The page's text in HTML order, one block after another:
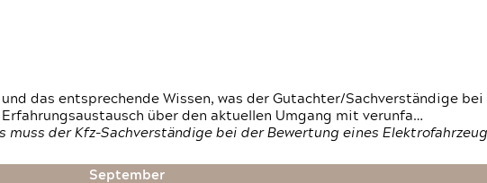
das entsprechende Wissen, was der Gutachter/Sachverständige bei
über den aktuellen Umgang mit verunfa…
der Kfz-Sachverständige bei der Bewertung eines
September